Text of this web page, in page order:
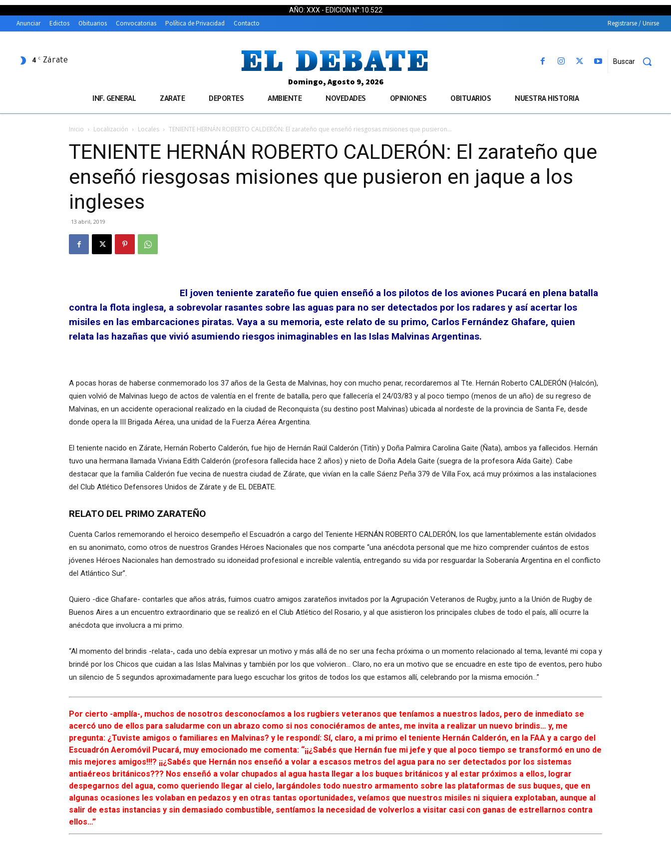
AÑO: XXX - EDICION N°:10.522
Anunciar Edictos Obituarios Convocatorias Política de Privacidad Contacto Registrarse / Unirse
4 C Zárate Buscar
Domingo, Agosto 9, 2026
INF. GENERAL ZARATE DEPORTES AMBIENTE NOVEDADES OPINIONES OBITUARIOS NUESTRA HISTORIA
Inicio Localización Locales TENIENTE HERNÁN ROBERTO CALDERÓN: El zarateño que enseñó riesgosas misiones que pusieron...
TENIENTE HERNÁN ROBERTO CALDERÓN: El zarateño que
enseñó riesgosas misiones que pusieron en jaque a los
ingleses
13 abril, 2019
El joven teniente zarateño fue quien enseñó a los pilotos de los aviones Pucará en plena batalla
contra la flota inglesa, a sobrevolar rasantes sobre las aguas para no ser detectados por los radares y así acertar los
misiles en las embarcaciones piratas. Vaya a su memoria, este relato de su primo, Carlos Fernández Ghafare, quien
relata las hazañas que vivió asumiendo riesgos inimaginables en las Islas Malvinas Argentinas.
A pocas horas de haberse conmemorado los 37 años de la Gesta de Malvinas, hoy con mucho penar, recordaremos al Tte. Hernán Roberto CALDERÓN (Halcón),
quien volvió de Malvinas luego de actos de valentía en el frente de batalla, pero que fallecería el 24/03/83 y al poco tiempo (menos de un año) de su regreso de
Malvinas, en un accidente operacional realizado en la ciudad de Reconquista (su destino post Malvinas) ubicada al nordeste de la provincia de Santa Fe, desde
donde opera la III Brigada Aérea, una unidad de la Fuerza Aérea Argentina.
El teniente nacido en Zárate, Hernán Roberto Calderón, fue hijo de Hernán Raúl Calderón (Titín) y Doña Palmira Carolina Gaite (Ñata), ambos ya fallecidos. Hernán
tuvo una hermana llamada Viviana Edith Calderón (profesora fallecida hace 2 años) y nieto de Doña Adela Gaite (suegra de la profesora Aída Gaite). Cabe
destacar que la familia Calderón fue vecina de nuestra ciudad de Zárate, que vivían en la calle Sáenz Peña 379 de Villa Fox, acá muy próximos a las instalaciones
del Club Atlético Defensores Unidos de Zárate y de EL DEBATE.
RELATO DEL PRIMO ZARATEÑO
Cuenta Carlos rememorando el heroico desempeño el Escuadrón a cargo del Teniente HERNÁN ROBERTO CALDERÓN, los que lamentablemente están olvidados
en su anonimato, como otros de nuestros Grandes Héroes Nacionales que nos comparte “una anécdota personal que me hizo comprender cuántos de estos
jóvenes Héroes Nacionales han demostrado su idoneidad profesional e increíble valentía, entregando su vida por resguardar la Soberanía Argentina en el conflicto
del Atlántico Sur”.
Quiero -dice Ghafare- contarles que años atrás, fuimos cuatro amigos zarateños invitados por la Agrupación Veteranos de Rugby, junto a la Unión de Rugby de
Buenos Aires a un encuentro extraordinario que se realizó en el Club Atlético del Rosario, y al que asistieron los principales clubes de todo el país, allí ocurre la
anécdota que involucra a mi primo.
“Al momento del brindis -relata-, cada uno debía expresar un motivo y más allá de no ser una fecha próxima o un momento relacionado al tema, levanté mi copa y
brindé por los Chicos que cuidan a las Islas Malvinas y también por los que volvieron… Claro, no era un motivo que se encuadre en este tipo de eventos, pero hubo
un silencio de 5 segundos aproximadamente para luego escuchar los gritos de todos los que estamos allí, celebrando por la misma emoción…”
Por cierto -amplía-, muchos de nosotros desconocíamos a los rugbiers veteranos que teníamos a nuestros lados, pero de inmediato se
acercó uno de ellos para saludarme con un abrazo como si nos conociéramos de antes, me invita a realizar un nuevo brindis… y, me
pregunta: ¿Tuviste amigos o familiares en Malvinas? y le respondí: Sí, claro, a mi primo el teniente Hernán Calderón, en la FAA y a cargo del
Escuadrón Aeromóvil Pucará, muy emocionado me comenta: “¡¡¿Sabés que Hernán fue mi jefe y que al poco tiempo se transformó en uno de
mis mejores amigos!!!? ¡¡¿Sabés que Hernán nos enseñó a volar a escasos metros del agua para no ser detectados por los sistemas
antiaéreos británicos??? Nos enseñó a volar chupados al agua hasta llegar a los buques británicos y al estar próximos a ellos, lograr
despegarnos del agua, como queriendo llegar al cielo, largándoles todo nuestro armamento sobre las plataformas de sus buques, que en
algunas ocasiones les volaban en pedazos y en otras tantas oportunidades, veíamos que nuestros misiles ni siquiera explotaban, aunque al
salir de estas instancias y sin demasiado combustible, sentíamos la necesidad de volverlos a visitar casi con ganas de estrellarnos contra
ellos…”